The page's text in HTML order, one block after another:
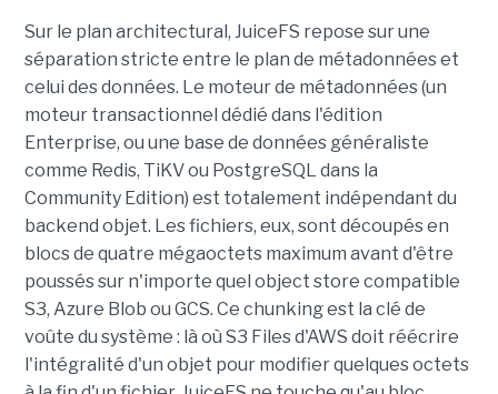
Sur le plan architectural, JuiceFS repose sur une
séparation stricte entre le plan de métadonnées et
celui des données. Le moteur de métadonnées (un
moteur transactionnel dédié dans l'édition
Enterprise, ou une base de données généraliste
comme Redis, TiKV ou PostgreSQL dans la
Community Edition) est totalement indépendant du
backend objet. Les fichiers, eux, sont découpés en
blocs de quatre mégaoctets maximum avant d'être
poussés sur n'importe quel object store compatible
S3, Azure Blob ou GCS. Ce chunking est la clé de
voûte du système : là où S3 Files d'AWS doit réécrire
l'intégralité d'un objet pour modifier quelques octets